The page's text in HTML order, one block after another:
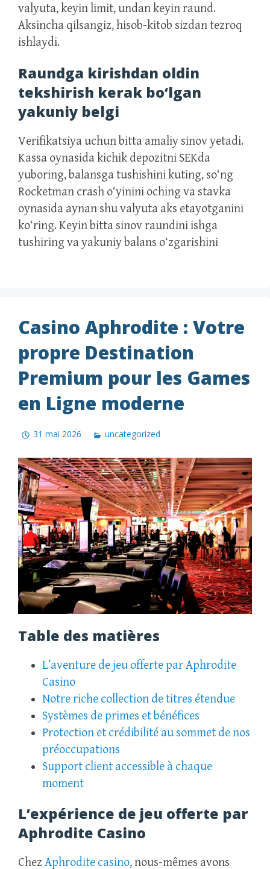
valyuta, keyin limit, undan keyin raund.
Aksincha qilsangiz, hisob-kitob sizdan tezroq
ishlaydi.
Raundga kirishdan oldin
tekshirish kerak bo‘lgan
yakuniy belgi
Verifikatsiya uchun bitta amaliy sinov yetadi.
Kassa oynasida kichik depozitni SEKda
yuboring, balansga tushishini kuting, so‘ng
Rocketman crash o‘yinini oching va stavka
oynasida aynan shu valyuta aks etayotganini
ko‘ring. Keyin bitta sinov raundini ishga
tushiring va yakuniy balans o‘zgarishini
Casino Aphrodite : Votre
propre Destination
Premium pour les Games
en Ligne moderne
31 mai 2026 uncategorized
Table des matières
L’aventure de jeu offerte par Aphrodite
Casino
Notre riche collection de titres étendue
Systèmes de primes et bénéfices
Protection et crédibilité au sommet de nos
préoccupations
Support client accessible à chaque
moment
L’expérience de jeu offerte par
Aphrodite Casino
Chez Aphrodite casino, nous-mêmes avons